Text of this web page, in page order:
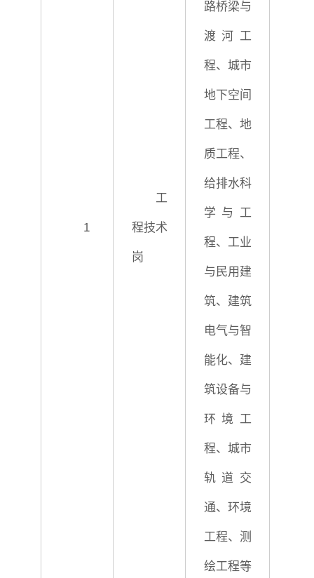
1
工
程技术
岗
路桥梁与
渡河工
程、城市
地下空间
工程、地
质工程、
给排水科
学与工
程、工业
与民用建
筑、建筑
电气与智
能化、建
筑设备与
环境工
程、城市
轨道交
通、环境
工程、测
绘工程等